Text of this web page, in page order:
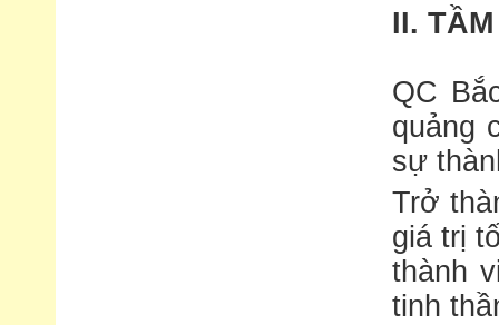
II.
QC
quảng
sự
Trở
giá trị
thành
tinh